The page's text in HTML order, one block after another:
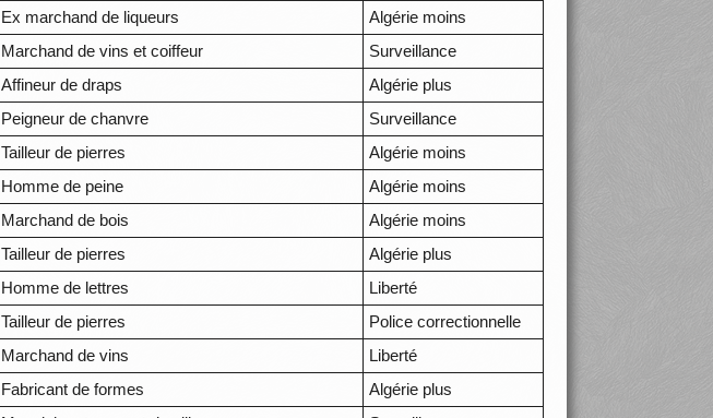
Ex marchand de liqueurs
Algérie moins
Marchand de vins et coiffeur
Surveillance
Affineur de draps
Algérie plus
Peigneur de chanvre
Surveillance
Tailleur de pierres
Algérie moins
Homme de peine
Algérie moins
Marchand de bois
Algérie moins
Tailleur de pierres
Algérie plus
Homme de lettres
Liberté
Tailleur de pierres
Police correctionnelle
Marchand de vins
Liberté
Fabricant de formes
Algérie plus